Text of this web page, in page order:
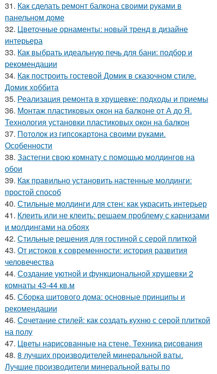
31. Как сделать ремонт балкона своими руками в
панельном доме
32. Цветочные орнаменты: новый тренд в дизайне
интерьера
33. Как выбрать идеальную печь для бани: подбор и
рекомендации
34. Как построить гостевой Домик в сказочном стиле.
Домик хоббита
35. Реализация ремонта в хрущевке: подходы и приемы
36. Монтаж пластиковых окон на балконе от А до Я.
Технология установки пластиковых окон на балкон
37. Потолок из гипсокартона своими руками.
Особенности
38. Застегни свою комнату с помощью молдингов на
обои
39. Как правильно установить настенные молдинги:
простой способ
40. Стильные молдинги для стен: как украсить интерьер
41. Клеить или не клеить: решаем проблему с карнизами
и молдингами на обоях
42. Стильные решения для гостиной с серой плиткой
43. От истоков к современности: история развития
человечества
44. Создание уютной и функциональной хрущевки 2
комнаты 43-44 кв.м
45. Сборка щитового дома: основные принципы и
рекомендации
46. Сочетание стилей: как создать кухню с серой плиткой
на полу
47. Цветы нарисованные на стене. Техника рисования
48. 8 лучших производителей минеральной ваты.
Лучшие производители минеральной ваты по